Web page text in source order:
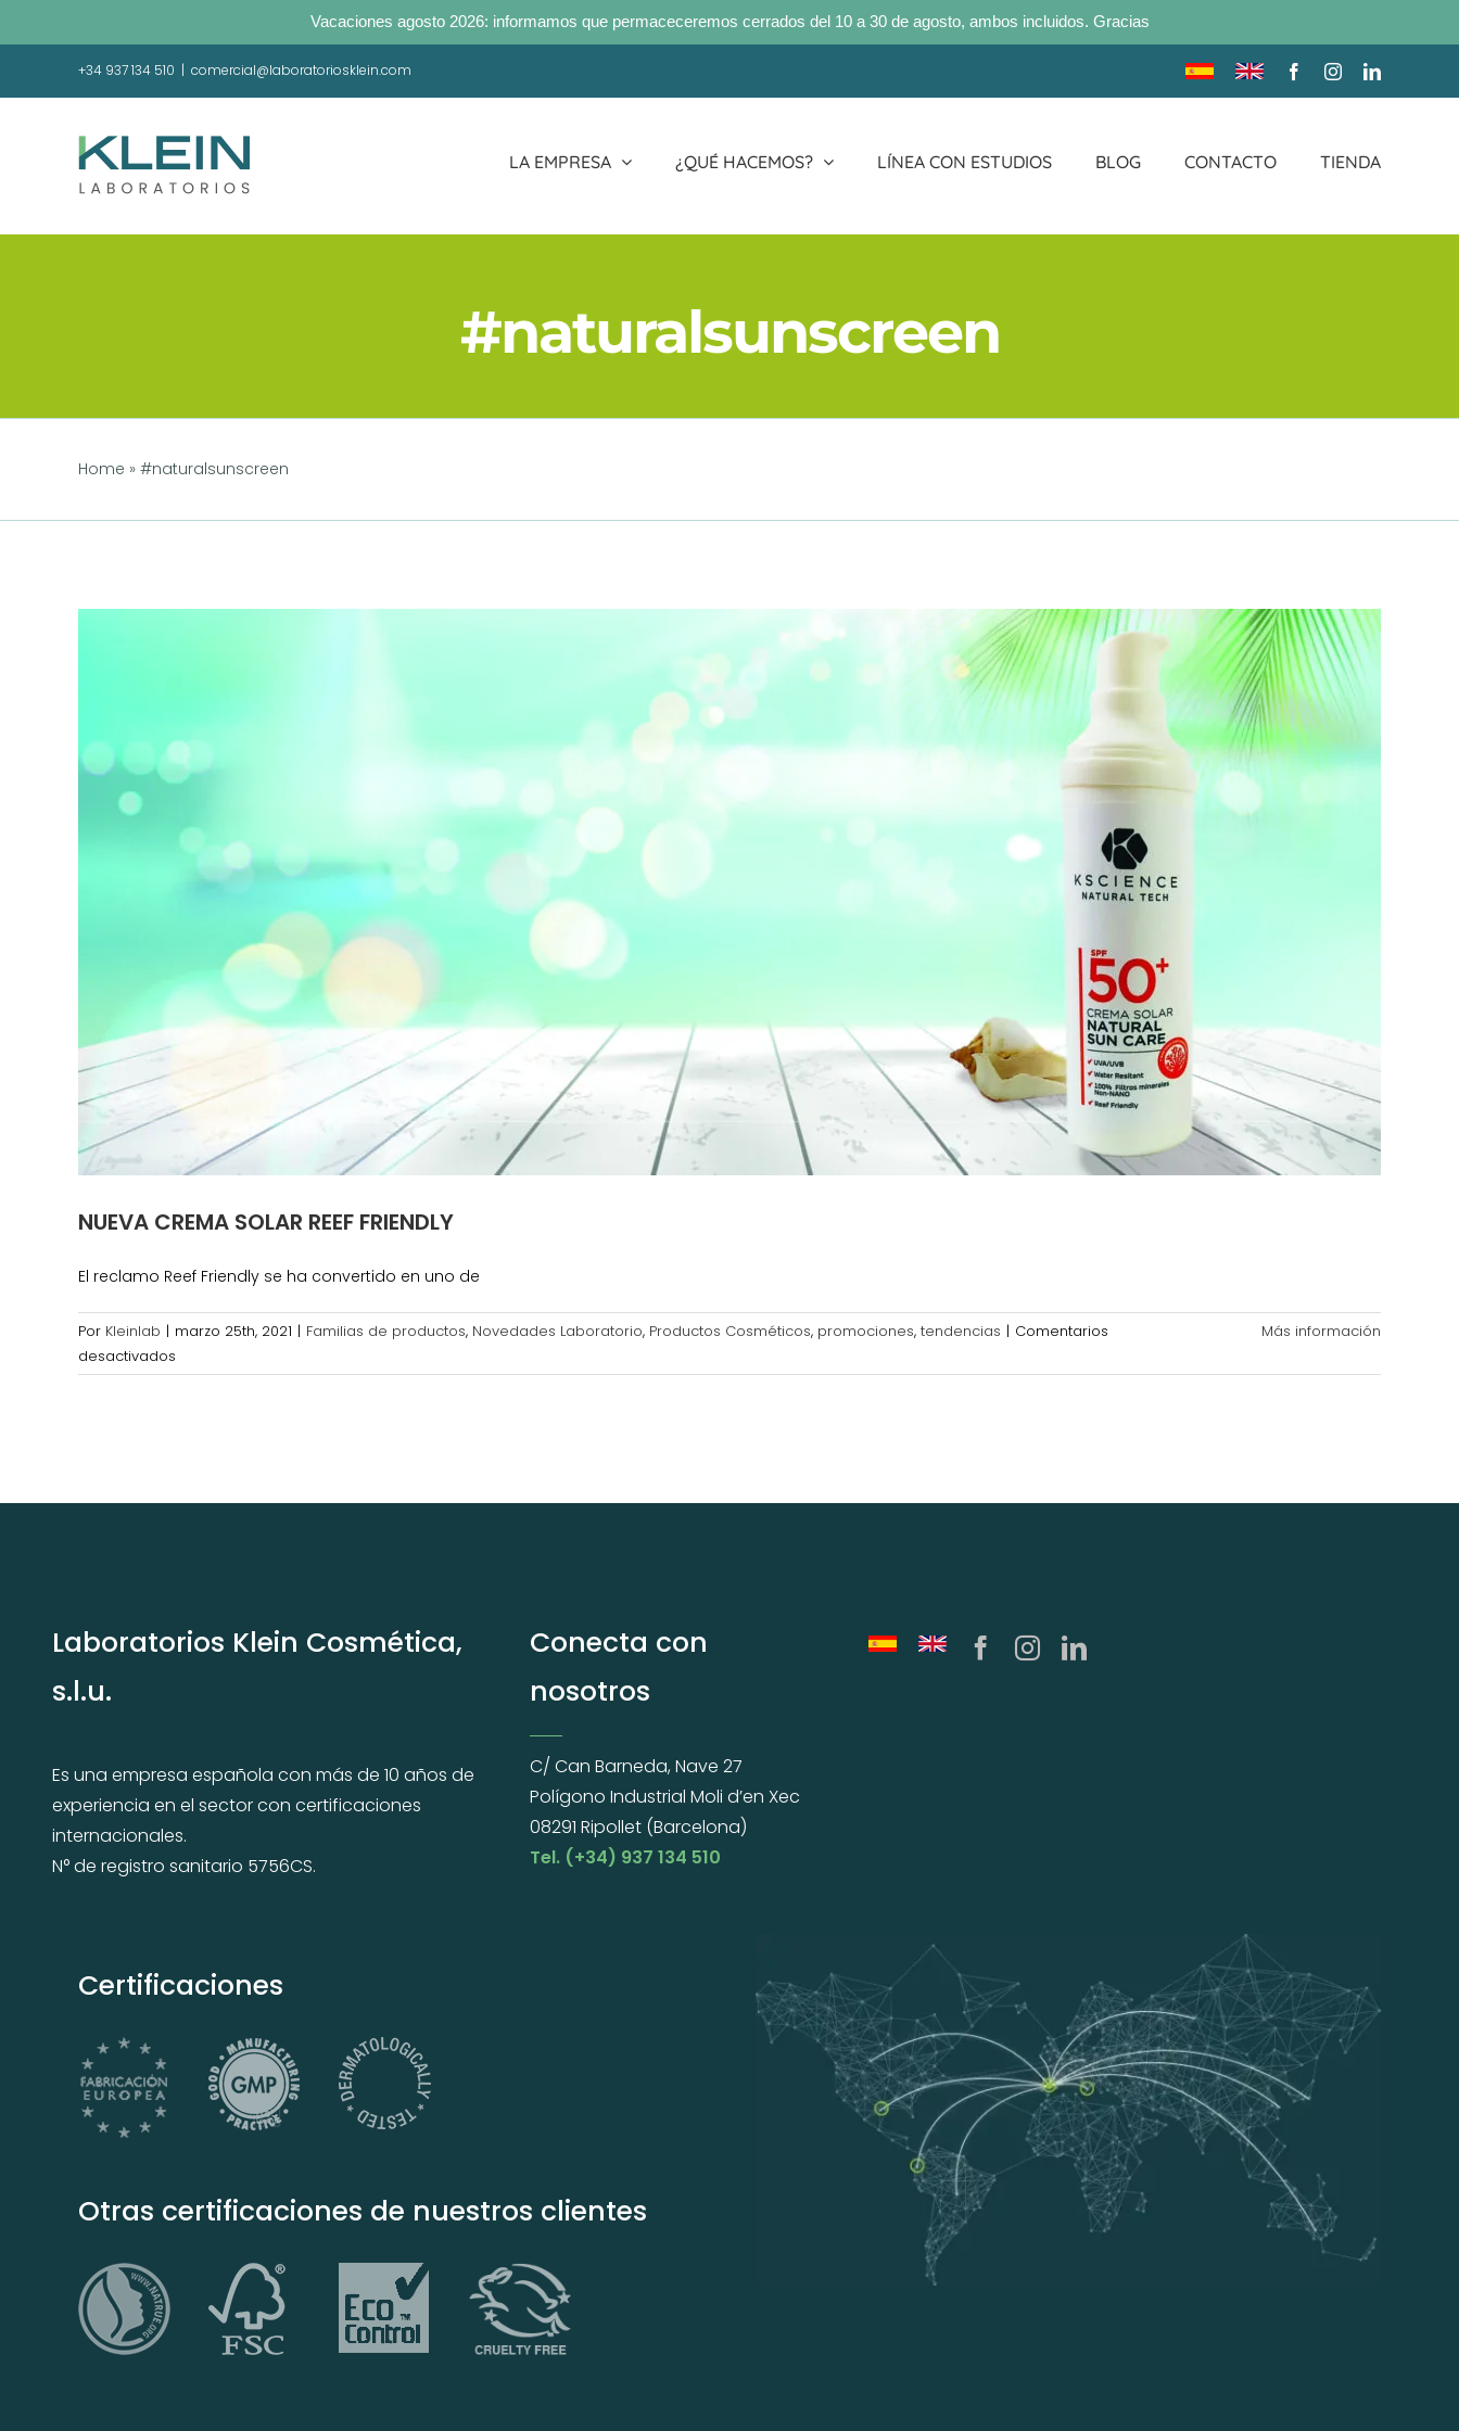
Vacaciones agosto 2026: informamos que permaceceremos cerrados del 10 a 30 de agosto, ambos incluidos. Gracias
+34 937 134 510 | comercial@laboratoriosklein.com
TraducirTranslate
FacebookInstagramLinkedIn
LA EMPRESA ¿QUÉ HACEMOS? LÍNEA CON ESTUDIOS BLOG CONTACTO TIENDA
#naturalsunscreen
Home » #naturalsunscreen
NUEVA CREMA SOLAR REEF FRIENDLY
El reclamo Reef Friendly se ha convertido en uno de
Por Kleinlab | marzo 25th, 2021 | Familias de productos, Novedades Laboratorio, Productos Cosméticos, promociones, tendencias | Comentarios
desactivados
NUEVA
Más información
Laboratorios Klein Cosmética,
s.l.u.
Es una empresa española con más de 10 años de
experiencia en el sector con certificaciones
internacionales.
N° de registro sanitario 5756CS.
Conecta con
nosotros
C/ Can Barneda, Nave 27
Polígono Industrial Moli d’en Xec
08291 Ripollet (Barcelona)
Tel. (+34) 937 134 510
Certificaciones
Otras certificaciones de nuestros clientes